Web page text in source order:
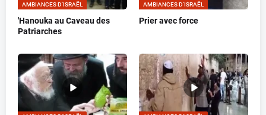
AMBIANCES D’ISRAËL
'Hanouka au Caveau des
Patriarches
AMBIANCES D’ISRAËL
Prier avec force